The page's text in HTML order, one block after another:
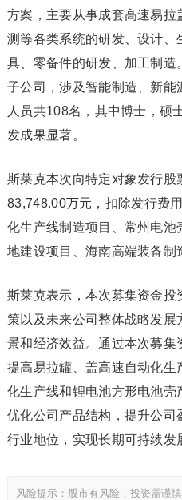
方案，主要从事成套高速易
测等各类系统的研发、设计
具、零备件的研发、加工制
子公司，涉及智能制造、新
人员共108名，其中博士，硕
发成果显著。
斯莱克本次向特定对象发行股
83,748.00万元，扣除发行费
化生产线制造项目、常州电
地建设项目、海南高端装备制
斯莱克表示，本次募集资金
策以及未来公司整体战略发
景和经济效益。通过本次募
提高易拉罐、盖高速自动化
化生产线和锂电池方形电池
优化公司产品结构，提升公
行业地位，实现长期可持续发
风险提示：股市有风险，投资需谨